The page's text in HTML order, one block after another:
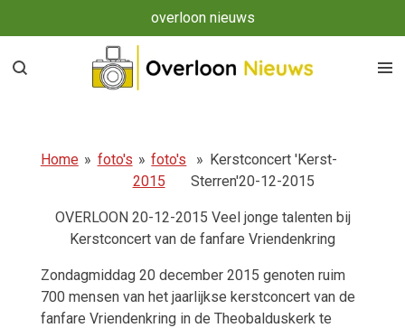
direct
naar
overloon nieuws
Home » foto's » foto's
2015
» Kerstconcert 'Kerst-
Sterren'20-12-2015
OVERLOON 20-12-2015 Veel jonge talenten bij
Kerstconcert van de fanfare Vriendenkring
Zondagmiddag 20 december 2015 genoten ruim
700 mensen van het jaarlijkse kerstconcert van de
fanfare Vriendenkring in de Theobalduskerk te